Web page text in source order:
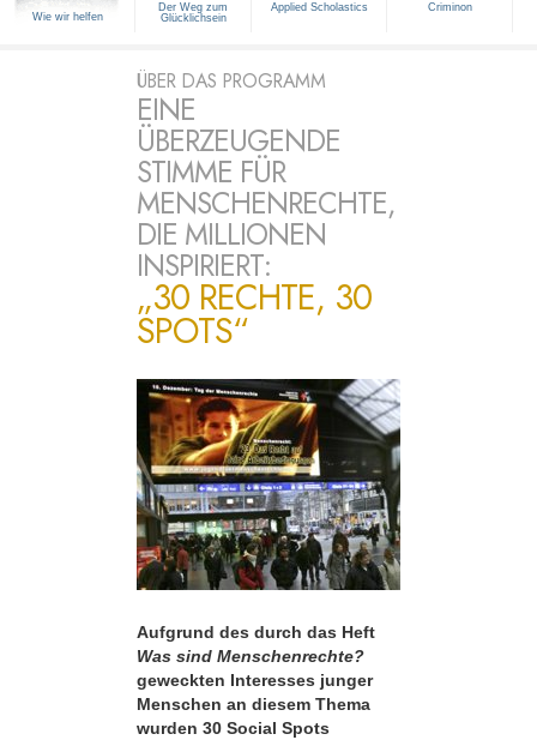
Wie wir helfen
Der Weg zum
Glücklichsein
Applied Scholastics Criminon
ÜBER DAS PROGRAMM
EINE
ÜBERZEUGENDE
STIMME FÜR
MENSCHENRECHTE,
DIE MILLIONEN
INSPIRIERT:
„30 RECHTE, 30
SPOTS“
Aufgrund des durch das Heft
Was sind Menschenrechte?
geweckten Interesses junger
Menschen an diesem Thema
wurden 30 Social Spots